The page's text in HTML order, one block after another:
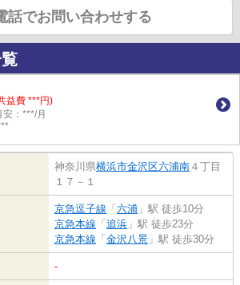
話でお問い合わせする
益費 ***円)
安：***/月
神奈川県横浜市金沢区六浦南 ４丁目
１７－１
京急逗子線 「 六浦 」駅 徒歩10分
京急本線 「 追浜 」駅 徒歩23分
京急本線 「 金沢八景 」駅 徒歩30分
-